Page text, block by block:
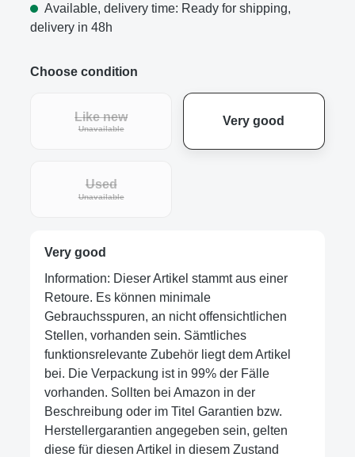
Available, delivery time: Ready for shipping,
delivery in 48h
Choose condition
Like new
Unavailable
Very good
Used
Unavailable
Very good
Information: Dieser Artikel stammt aus einer
Retoure. Es können minimale
Gebrauchsspuren, an nicht offensichtlichen
Stellen, vorhanden sein. Sämtliches
funktionsrelevante Zubehör liegt dem Artikel
bei. Die Verpackung ist in 99% der Fälle
vorhanden. Sollten bei Amazon in der
Beschreibung oder im Titel Garantien bzw.
Herstellergarantien angegeben sein, gelten
diese für diesen Artikel in diesem Zustand